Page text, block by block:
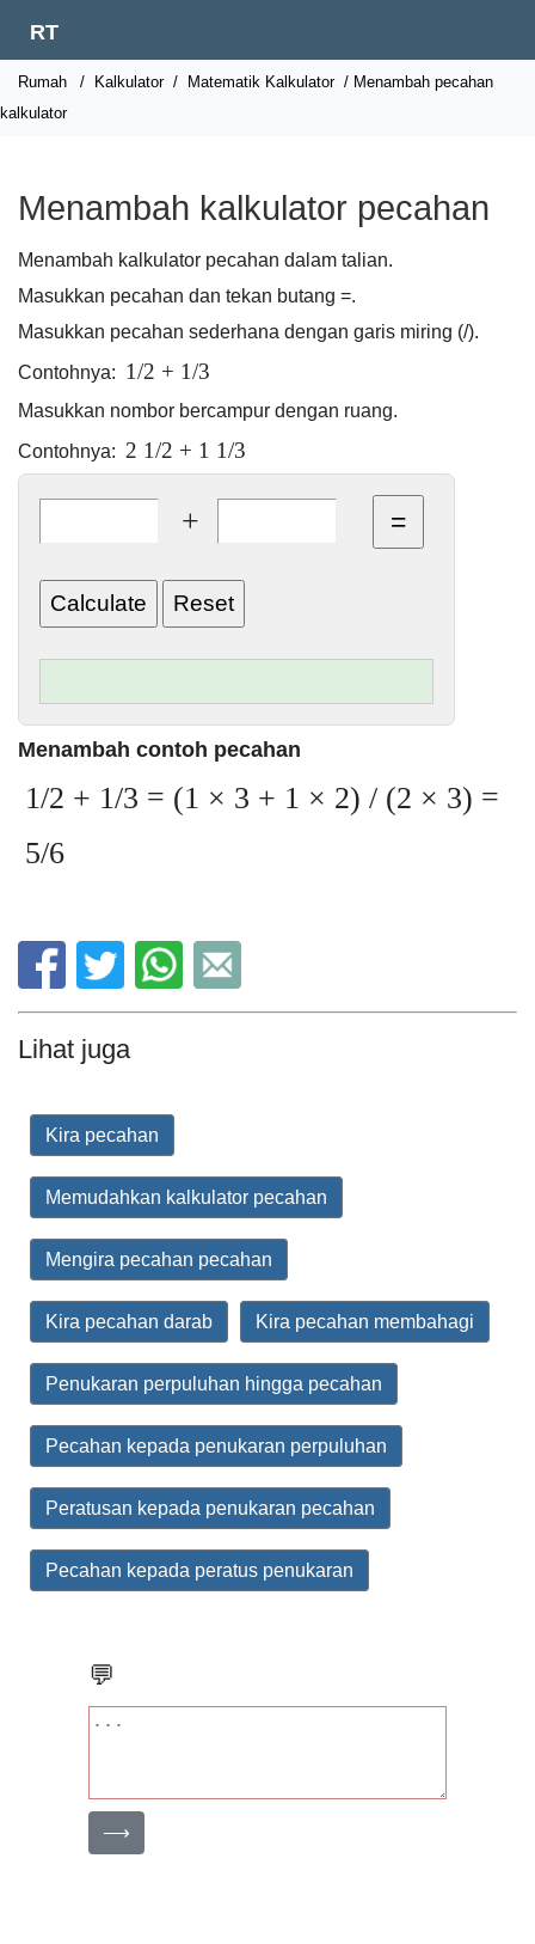
RT
Rumah / Kalkulator / Matematik Kalkulator / Menambah pecahan
kalkulator
Menambah kalkulator pecahan
Menambah kalkulator pecahan dalam talian.
Masukkan pecahan dan tekan butang =.
Masukkan pecahan sederhana dengan garis miring (/).
Contohnya: 1/2 + 1/3
Masukkan nombor bercampur dengan ruang.
Contohnya: 2 1/2 + 1 1/3
+
Menambah contoh pecahan
1/2 + 1/3 = (1 × 3 + 1 × 2) / (2 × 3) =
5/6
Lihat juga
Kira pecahan
Memudahkan kalkulator pecahan
Mengira pecahan pecahan
Kira pecahan darab Kira pecahan membahagi
Penukaran perpuluhan hingga pecahan
Pecahan kepada penukaran perpuluhan
Peratusan kepada penukaran pecahan
Pecahan kepada peratus penukaran
💬
⟶